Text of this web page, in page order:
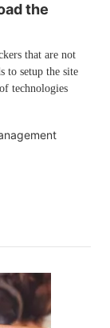
the
that are not
to setup the site
technologies